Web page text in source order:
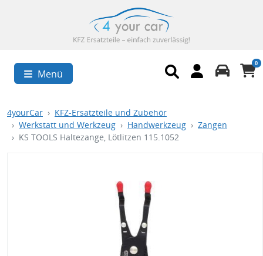
Menü
0
4yourCar
KFZ-Ersatzteile und Zubehör
Werkstatt und Werkzeug
Handwerkzeug
Zangen
KS TOOLS Haltezange, Lötlitzen 115.1052